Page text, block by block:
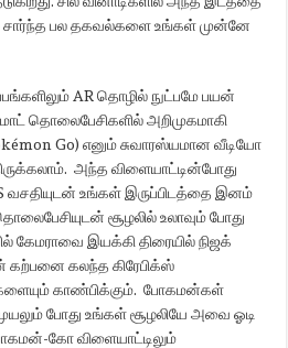
பல தகவல்களை உங்கள் முன்னே
AR தொழில் நுட்பமே பயன்
தொலைபேசிகளில் அறிமுகமாகி
Go) எனும் சுவாரஸ்யமான வீடியோ
அந்த விளையாட்டின்போது
வசதியுடன் உங்கள் இருப்பிடத்தை இனம்
சூழலில் உலாவும் போது
கேமராவை இயக்கி திரையில் நிஜக்
கற்பனை கலந்த கிரேபிக்ஸ்
காண்பிக்கும். போகமன்கள்
போது உங்கள் சூழலியே அவை ஓடி
கோ விளையாட்டிலும்